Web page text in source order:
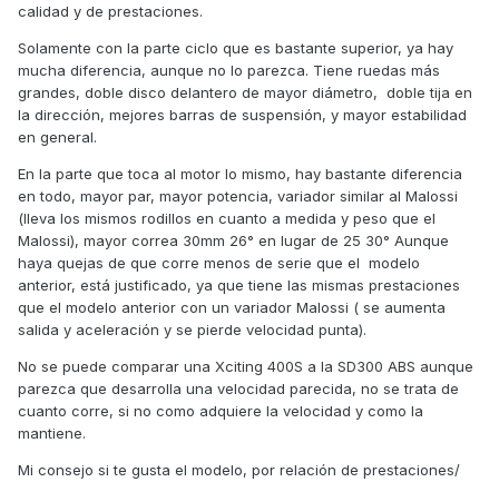
calidad y de prestaciones.
Solamente con la parte ciclo que es bastante superior, ya hay
mucha diferencia, aunque no lo parezca. Tiene ruedas más
grandes, doble disco delantero de mayor diámetro, doble tija en
la dirección, mejores barras de suspensión, y mayor estabilidad
en general.
En la parte que toca al motor lo mismo, hay bastante diferencia
en todo, mayor par, mayor potencia, variador similar al Malossi
(lleva los mismos rodillos en cuanto a medida y peso que el
Malossi), mayor correa 30mm 26° en lugar de 25 30° Aunque
haya quejas de que corre menos de serie que el modelo
anterior, está justificado, ya que tiene las mismas prestaciones
que el modelo anterior con un variador Malossi ( se aumenta
salida y aceleración y se pierde velocidad punta).
No se puede comparar una Xciting 400S a la SD300 ABS aunque
parezca que desarrolla una velocidad parecida, no se trata de
cuanto corre, si no como adquiere la velocidad y como la
mantiene.
Mi consejo si te gusta el modelo, por relación de prestaciones/